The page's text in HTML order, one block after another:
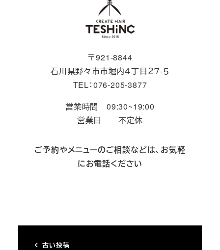
〒921-8844
石川県野々市市堀内４丁目２７-５
TEL：076-205-3877
営業時間 09:30~19:00
営業日 不定休
ご予約やメニューのご相談などは、お気軽
にお電話ください
古い投稿